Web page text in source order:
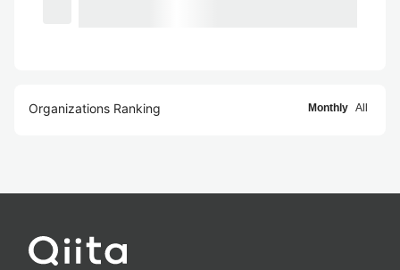
Organizations Ranking Monthly All